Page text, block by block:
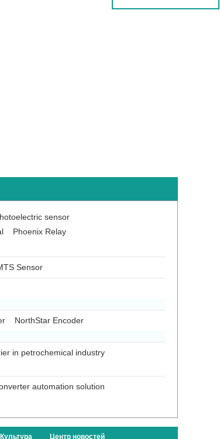
sensor
Phoenix Relay
Sensor
NorthStar Encoder
in petrochemical industry
automation solution
Культура Центр новостей